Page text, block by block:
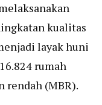
kualitas
layak huni
rumah
rendah (MBR).